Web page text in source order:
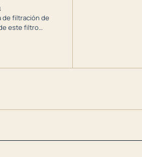
de filtración de
este filtro
olores y el sabor